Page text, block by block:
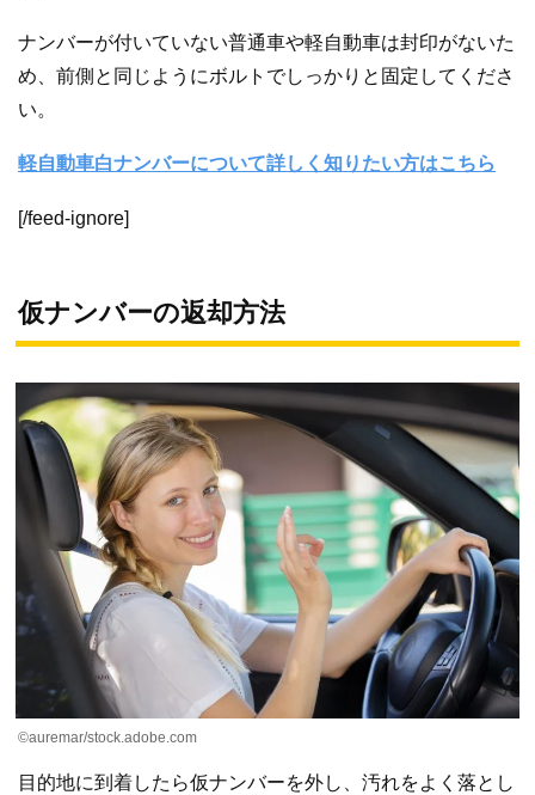
ナンバーが付いていない普通車や軽自動車は封印がないた
め、前側と同じようにボルトでしっかりと固定してくださ
い。
軽自動車白ナンバーについて詳しく知りたい方はこちら
[/feed-ignore]
仮ナンバーの返却方法
©auremar/stock.adobe.com
目的地に到着したら仮ナンバーを外し、汚れをよく落とし